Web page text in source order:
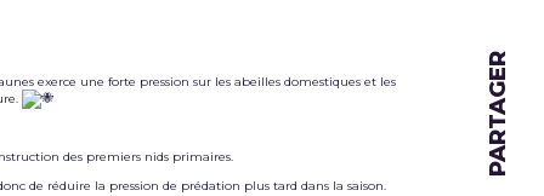
exerce une forte pression sur les abeilles domestiques et les
des premiers nids primaires.
de réduire la pression de prédation plus tard dans la saison.
PARTAGER